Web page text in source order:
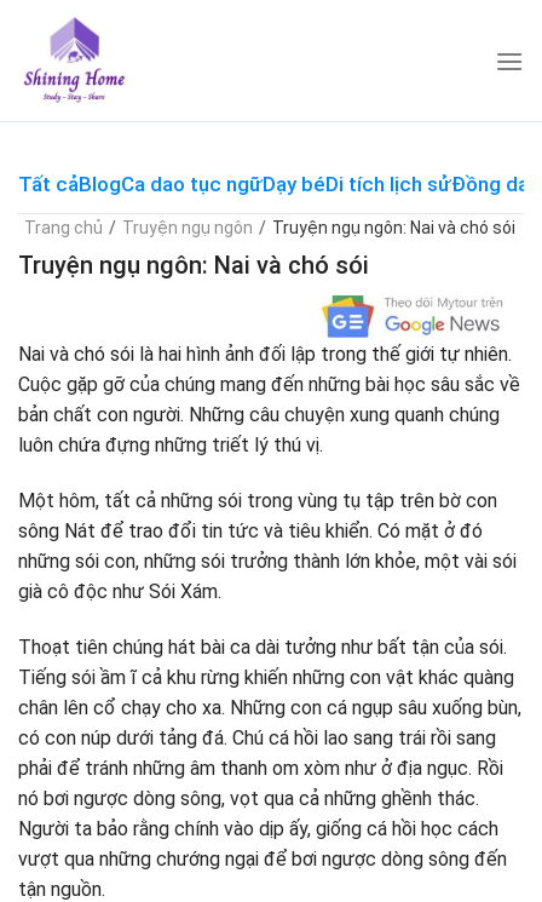
content
Tất cảBlogCa dao tục ngữDạy béDi tích lịch sửĐồng dao
Trang chủ / Truyện ngụ ngôn / Truyện ngụ ngôn: Nai và chó sói
Truyện ngụ ngôn: Nai và chó sói
Nai và chó sói là hai hình ảnh đối lập trong thế giới tự nhiên.
Cuộc gặp gỡ của chúng mang đến những bài học sâu sắc về
bản chất con người. Những câu chuyện xung quanh chúng
luôn chứa đựng những triết lý thú vị.
Một hôm, tất cả những sói trong vùng tụ tập trên bờ con
sông Nát để trao đổi tin tức và tiêu khiển. Có mặt ở đó
những sói con, những sói trưởng thành lớn khỏe, một vài sói
già cô độc như Sói Xám.
Thoạt tiên chúng hát bài ca dài tưởng như bất tận của sói.
Tiếng sói ầm ĩ cả khu rừng khiến những con vật khác quàng
chân lên cổ chạy cho xa. Những con cá ngụp sâu xuống bùn,
có con núp dưới tảng đá. Chú cá hồi lao sang trái rồi sang
phải để tránh những âm thanh om xòm như ở địa ngục. Rồi
nó bơi ngược dòng sông, vọt qua cả những ghềnh thác.
Người ta bảo rằng chính vào dịp ấy, giống cá hồi học cách
vượt qua những chướng ngại để bơi ngược dòng sông đến
tận nguồn.